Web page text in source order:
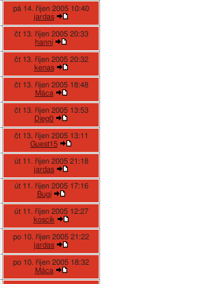
pá 14. říjen 2005 10:40
jardas
čt 13. říjen 2005 20:33
hanni
čt 13. říjen 2005 20:32
kenas
čt 13. říjen 2005 18:48
Máca
čt 13. říjen 2005 13:53
Dieg0
čt 13. říjen 2005 13:11
Guest15
út 11. říjen 2005 21:18
jardas
út 11. říjen 2005 17:16
Bugi
út 11. říjen 2005 12:27
koscik
po 10. říjen 2005 21:22
jardas
po 10. říjen 2005 18:32
Máca